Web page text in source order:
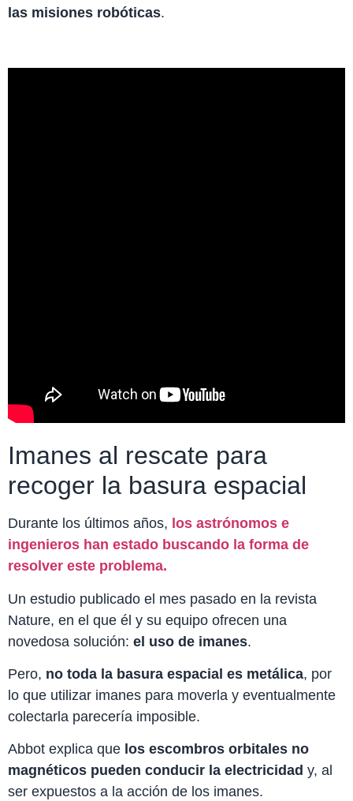
las misiones robóticas.
Imanes al rescate para
recoger la basura espacial
Durante los últimos años, los astrónomos e
ingenieros han estado buscando la forma de
resolver este problema.
Un estudio publicado el mes pasado en la revista
Nature, en el que él y su equipo ofrecen una
novedosa solución: el uso de imanes.
Pero, no toda la basura espacial es metálica, por
lo que utilizar imanes para moverla y eventualmente
colectarla parecería imposible.
Abbot explica que los escombros orbitales no
magnéticos pueden conducir la electricidad y, al
ser expuestos a la acción de los imanes.